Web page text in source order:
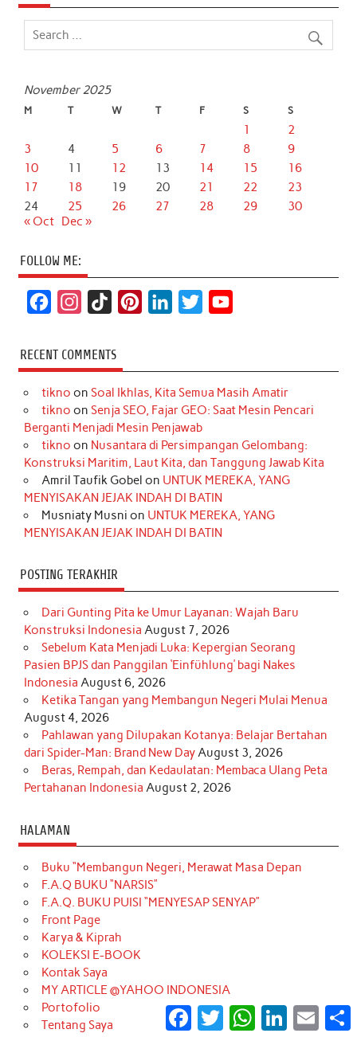
November 2025
M T W T F S S
1
2
3
4 5 6 7 8
9
10
11 12 13 14 15
16
17
18 19 20 21 22
23
24
25 26 27 28 29
30
« Oct Dec »
FOLLOW ME:
c
e
b
o
k
s
t
a
r
a
m
k
T
o
k
t
e
r
e
s
t
k
e
d
I
n
t
t
r
T
u
e
RECENT COMMENTS
tikno on Soal Ikhlas, Kita Semua Masih Amatir
tikno on Senja SEO, Fajar GEO: Saat Mesin Pencari
Berganti Menjadi Mesin Penjawab
tikno on Nusantara di Persimpangan Gelombang:
Konstruksi Maritim, Laut Kita, dan Tanggung Jawab Kita
Amril Taufik Gobel on UNTUK MEREKA, YANG
MENYISAKAN JEJAK INDAH DI BATIN
Musniaty Musni on UNTUK MEREKA, YANG
MENYISAKAN JEJAK INDAH DI BATIN
POSTING TERAKHIR
Dari Gunting Pita ke Umur Layanan: Wajah Baru
Konstruksi Indonesia August 7, 2026
Sebelum Kata Menjadi Luka: Kepergian Seorang
Pasien BPJS dan Panggilan ‘Einfühlung’ bagi Nakes
Indonesia August 6, 2026
Ketika Tangan yang Membangun Negeri Mulai Menua
August 4, 2026
Pahlawan yang Dilupakan Kotanya: Belajar Bertahan
dari Spider-Man: Brand New DayAugust 3, 2026
Beras, Rempah, dan Kedaulatan: Membaca Ulang Peta
Pertahanan Indonesia August 2, 2026
HALAMAN
Buku “Membangun Negeri, Merawat Masa Depan
F.A.Q BUKU “NARSIS”
F.A.Q. BUKU PUISI “MENYESAP SENYAP”
Front Page
Karya & Kiprah
KOLEKSI E-BOOK
Kontak Saya
MY ARTICLE @YAHOO INDONESIA
Portofolio
Tentang Saya
Facebook
Twitter WhatsApp
LinkedInEmail